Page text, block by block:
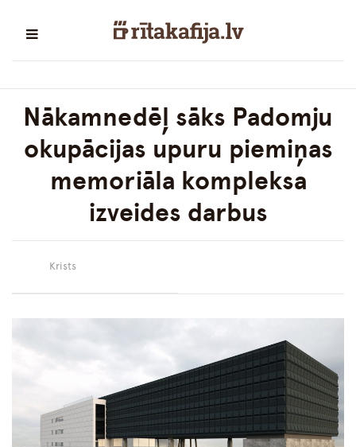
Nākamnedēļ sāks Padomju
okupācijas upuru piemiņas
memoriāla kompleksa
izveides darbus
Krists